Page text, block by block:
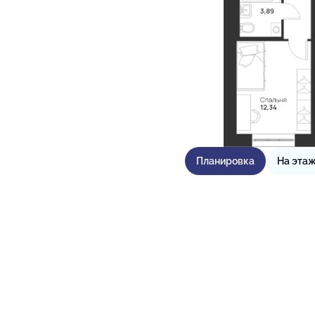
Планировка На